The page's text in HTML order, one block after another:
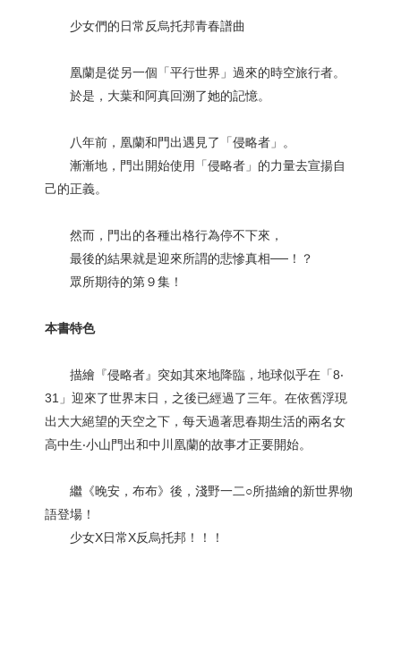
少女們的日常反烏托邦青春譜曲
凰蘭是從另一個「平行世界」過來的時空旅行者。
於是，大葉和阿真回溯了她的記憶。
八年前，凰蘭和門出遇見了「侵略者」。
漸漸地，門出開始使用「侵略者」的力量去宣揚自
己的正義。
然而，門出的各種出格行為停不下來，
最後的結果就是迎來所謂的悲慘真相──！？
眾所期待的第９集！
本書特色
描繪『侵略者』突如其來地降臨，地球似乎在「8‧
31」迎來了世界末日，之後已經過了三年。在依舊浮現
出大大絕望的天空之下，每天過著思春期生活的兩名女
高中生‧小山門出和中川凰蘭的故事才正要開始。
繼《晚安，布布》後，淺野一二○所描繪的新世界物
語登場！
少女X日常X反烏托邦！！！